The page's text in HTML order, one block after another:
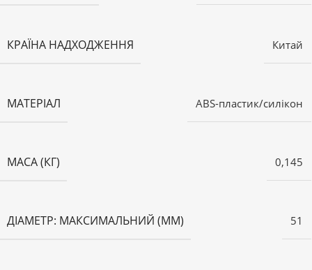
КРАЇНА НАДХОДЖЕННЯ Китай
МАТЕРІАЛ ABS-пластик/силікон
МАСА (КГ) 0,145
ДІАМЕТР: МАКСИМАЛЬНИЙ (ММ) 51